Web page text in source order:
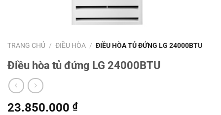
TRANG CHỦ / ĐIỀU HÒA / ĐIỀU HÒA TỦ ĐỨNG LG 24000BTU
Điều hòa tủ đứng LG 24000BTU
23.850.000 ₫